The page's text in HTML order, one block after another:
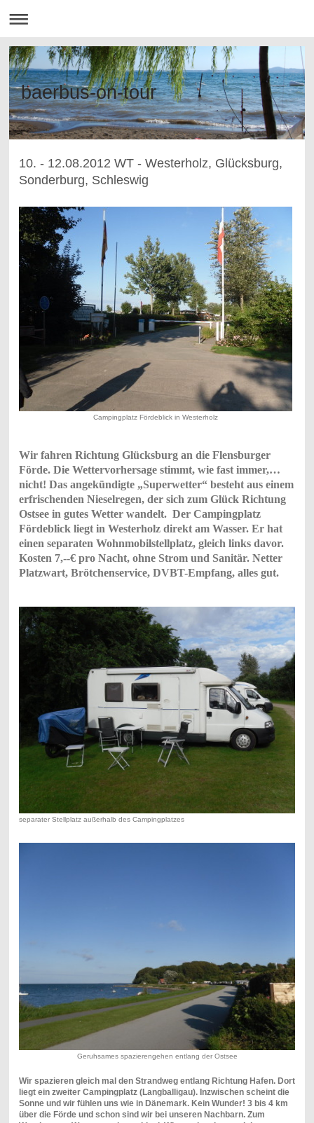
baerbus-on-tour
10. - 12.08.2012 WT - Westerholz, Glücksburg,
Sonderburg, Schleswig
Campingplatz Fördeblick in Westerholz
Wir fahren Richtung Glücksburg an die Flensburger
Förde. Die Wettervorhersage stimmt, wie fast immer,…
nicht! Das angekündigte „Superwetter“ besteht aus einem
erfrischenden Nieselregen, der sich zum Glück Richtung
Ostsee in gutes Wetter wandelt. Der Campingplatz
Fördeblick liegt in Westerholz direkt am Wasser. Er hat
einen separaten Wohnmobilstellplatz, gleich links davor.
Kosten 7,--€ pro Nacht, ohne Strom und Sanitär. Netter
Platzwart, Brötchenservice, DVBT-Empfang, alles gut.
separater Stellplatz außerhalb des Campingplatzes
Geruhsames spazierengehen entlang der Ostsee
Wir spazieren gleich mal den Strandweg entlang Richtung Hafen. Dort
liegt ein zweiter Campingplatz (Langballigau). Inzwischen scheint die
Sonne und wir fühlen uns wie in Dänemark. Kein Wunder! 3 bis 4 km
über die Förde und schon sind wir bei unseren Nachbarn. Zum